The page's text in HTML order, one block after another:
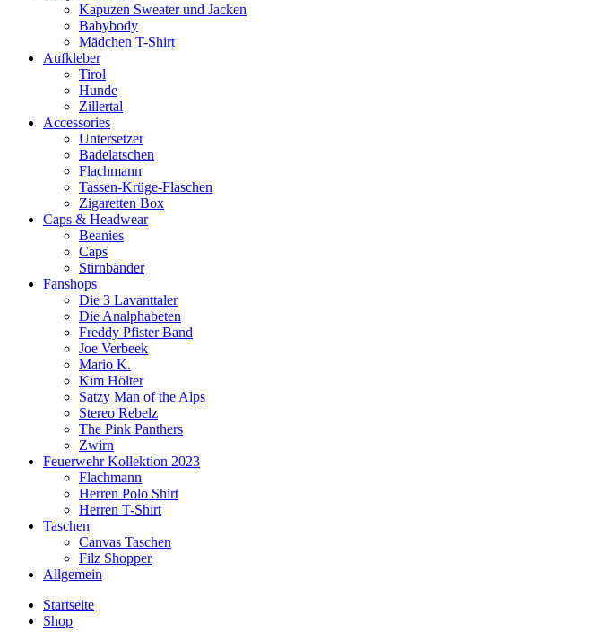
Kapuzen Sweater und Jacken
Babybody
Mädchen T-Shirt
Aufkleber
Tirol
Hunde
Zillertal
Accessories
Untersetzer
Badelatschen
Flachmann
Tassen-Krüge-Flaschen
Zigaretten Box
Caps & Headwear
Beanies
Caps
Stirnbänder
Fanshops
Die 3 Lavanttaler
Die Analphabeten
Freddy Pfister Band
Joe Verbeek
Mario K.
Kim Hölter
Satzy Man of the Alps
Stereo Rebelz
The Pink Panthers
Zwirn
Feuerwehr Kollektion 2023
Flachmann
Herren Polo Shirt
Herren T-Shirt
Taschen
Canvas Taschen
Filz Shopper
Allgemein
Startseite
Shop